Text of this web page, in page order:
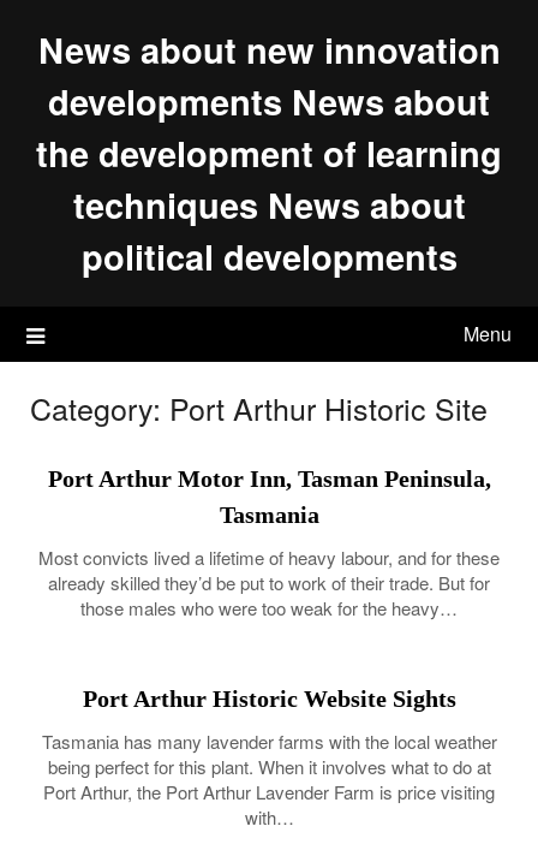
News about new innovation
developments News about
the development of learning
techniques News about
political developments
Menu
Category: Port Arthur Historic Site
Port Arthur Motor Inn, Tasman Peninsula,
Tasmania
Most convicts lived a lifetime of heavy labour, and for these
already skilled they’d be put to work of their trade. But for
those males who were too weak for the heavy…
Port Arthur Historic Website Sights
Tasmania has many lavender farms with the local weather
being perfect for this plant. When it involves what to do at
Port Arthur, the Port Arthur Lavender Farm is price visiting
with…